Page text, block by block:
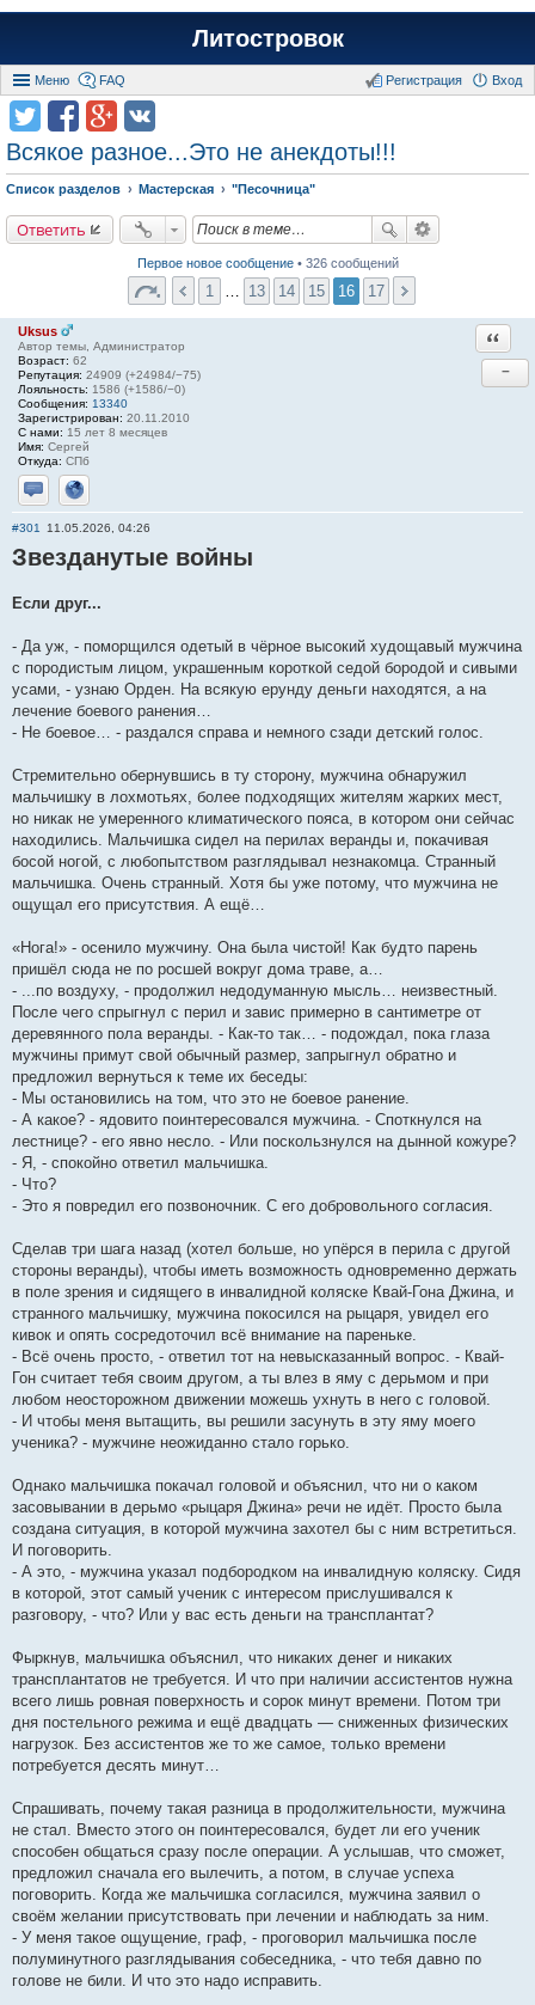
Литостровок
Меню FAQ Вход
Регистрация
Всякое разное...Это не анекдоты!!!
Список разделов Мастерская "Песочница"
Ответить
Первое новое сообщение• 326 сообщений
1 13 14 15 16 17
Uksus
Автор темы, Администратор
Возраст: 62
Репутация: 24909 (+24984/−75)
Лояльность: 1586 (+1586/−0)
Сообщения: 13340
Зарегистрирован: 20.11.2010
С нами: 15 лет 8 месяцев
Имя: Сергей
Откуда: СПб
Отправить личное сообщение
Сайт
−
#301 11.05.2026, 04:26
Звезданутые войны
Если друг...
- Да уж, - поморщился одетый в чёрное высокий худощавый мужчина
с породистым лицом, украшенным короткой седой бородой и сивыми
усами, - узнаю Орден. На всякую ерунду деньги находятся, а на
лечение боевого ранения…
- Не боевое… - раздался справа и немного сзади детский голос.
Стремительно обернувшись в ту сторону, мужчина обнаружил
мальчишку в лохмотьях, более подходящих жителям жарких мест,
но никак не умеренного климатического пояса, в котором они сейчас
находились. Мальчишка сидел на перилах веранды и, покачивая
босой ногой, с любопытством разглядывал незнакомца. Странный
мальчишка. Очень странный. Хотя бы уже потому, что мужчина не
ощущал его присутствия. А ещё…
«Нога!» - осенило мужчину. Она была чистой! Как будто парень
пришёл сюда не по росшей вокруг дома траве, а…
- ...по воздуху, - продолжил недодуманную мысль… неизвестный.
После чего спрыгнул с перил и завис примерно в сантиметре от
деревянного пола веранды. - Как-то так… - подождал, пока глаза
мужчины примут свой обычный размер, запрыгнул обратно и
предложил вернуться к теме их беседы:
- Мы остановились на том, что это не боевое ранение.
- А какое? - ядовито поинтересовался мужчина. - Споткнулся на
лестнице? - его явно несло. - Или поскользнулся на дынной кожуре?
- Я, - спокойно ответил мальчишка.
- Что?
- Это я повредил его позвоночник. С его добровольного согласия.
Сделав три шага назад (хотел больше, но упёрся в перила с другой
стороны веранды), чтобы иметь возможность одновременно держать
в поле зрения и сидящего в инвалидной коляске Квай-Гона Джина, и
странного мальчишку, мужчина покосился на рыцаря, увидел его
кивок и опять сосредоточил всё внимание на пареньке.
- Всё очень просто, - ответил тот на невысказанный вопрос. - Квай-
Гон считает тебя своим другом, а ты влез в яму с дерьмом и при
любом неосторожном движении можешь ухнуть в него с головой.
- И чтобы меня вытащить, вы решили засунуть в эту яму моего
ученика? - мужчине неожиданно стало горько.
Однако мальчишка покачал головой и объяснил, что ни о каком
засовывании в дерьмо «рыцаря Джина» речи не идёт. Просто была
создана ситуация, в которой мужчина захотел бы с ним встретиться.
И поговорить.
- А это, - мужчина указал подбородком на инвалидную коляску. Сидя
в которой, этот самый ученик с интересом прислушивался к
разговору, - что? Или у вас есть деньги на трансплантат?
Фыркнув, мальчишка объяснил, что никаких денег и никаких
трансплантатов не требуется. И что при наличии ассистентов нужна
всего лишь ровная поверхность и сорок минут времени. Потом три
дня постельного режима и ещё двадцать — сниженных физических
нагрузок. Без ассистентов же то же самое, только времени
потребуется десять минут…
Спрашивать, почему такая разница в продолжительности, мужчина
не стал. Вместо этого он поинтересовался, будет ли его ученик
способен общаться сразу после операции. А услышав, что сможет,
предложил сначала его вылечить, а потом, в случае успеха
поговорить. Когда же мальчишка согласился, мужчина заявил о
своём желании присутствовать при лечении и наблюдать за ним.
- У меня такое ощущение, граф, - проговорил мальчишка после
полуминутного разглядывания собеседника, - что тебя давно по
голове не били. И что это надо исправить.